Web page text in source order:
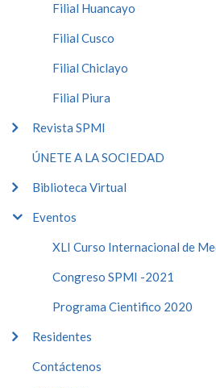
Filial Huancayo
Filial Cusco
Filial Chiclayo
Filial Piura
Revista SPMI
ÚNETE A LA SOCIEDAD
Biblioteca Virtual
Eventos
XLI Curso Internacional de
Congreso SPMI -2021
Programa Cientifico 2020
Residentes
Contáctenos